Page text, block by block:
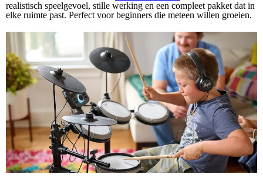
realistisch speelgevoel, stille werking en een compleet pakket dat in
elke ruimte past. Perfect voor beginners die meteen willen groeien.